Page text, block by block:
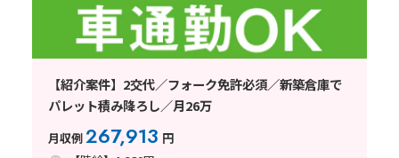
【紹介案件】2交代／フォーク免許必須／新築倉庫で
パレット積み降ろし／月26万
月収例267,913 円